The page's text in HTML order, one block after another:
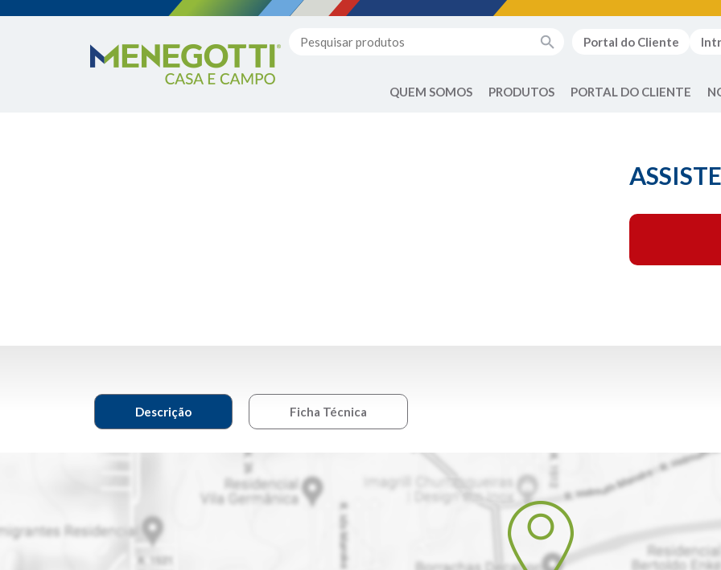
Portal do Cliente
QUEM SOMOS PRODUTOS PORTAL DO CLIENTE
Descrição Ficha Técnica